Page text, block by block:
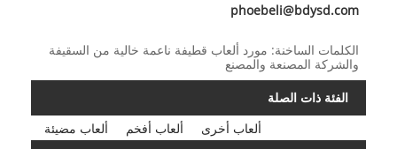
phoebeli@bdysd.com
الكلمات الساخنة: مورد ألعاب قطيفة ناعمة خالية من السقيفة
والشركة المصنعة والمصنع
الفئة ذات الصلة
ألعاب مضيئة
ألعاب أفخم
ألعاب أخرى